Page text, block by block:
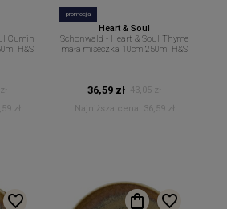
Cumin
H&S
zł
promocja
Heart & Soul
Schonwald - Heart & Soul Thyme
mała miseczka 10cm 250ml H&S
36,59 zł
43,05 zł
Najniższa cena:
36,59 zł